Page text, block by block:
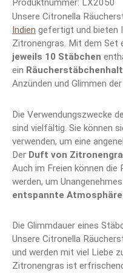
Produktnummer: LX2050
Unsere Citronella
Indien gefertigt und bieten
Zitronengras. Mit dem Set
jeweils 10 Stäbchen
ein
Anzünden und Glimmen
Die Verwendungszwecke
sind vielfältig. Sie können
verwenden, um eine
Der Duft von
Auch im Freien können die
werden, um
entspannte Atmosphäre
Die Glimmdauer eines
Unsere Citronella
und werden mit viel Liebe
Zitronengras ist